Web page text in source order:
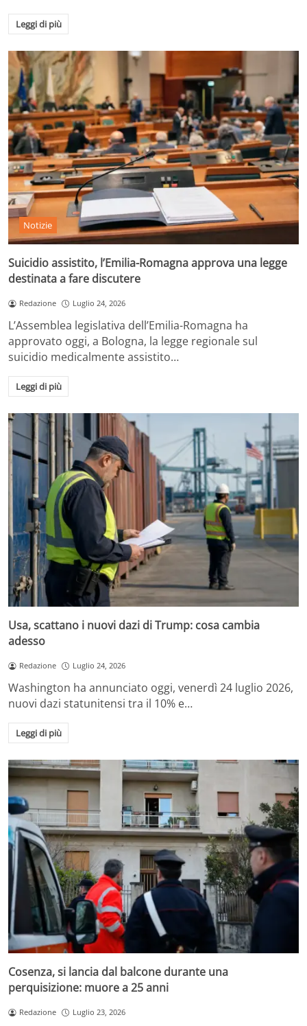
Leggi di più
Notizie
Suicidio assistito, l’Emilia-Romagna approva una legge
destinata a fare discutere
Redazione Luglio 24, 2026
L’Assemblea legislativa dell’Emilia-Romagna ha
approvato oggi, a Bologna, la legge regionale sul
suicidio medicalmente assistito…
Leggi di più
Usa, scattano i nuovi dazi di Trump: cosa cambia
adesso
Redazione Luglio 24, 2026
Washington ha annunciato oggi, venerdì 24 luglio 2026,
nuovi dazi statunitensi tra il 10% e…
Leggi di più
Cosenza, si lancia dal balcone durante una
perquisizione: muore a 25 anni
Redazione Luglio 23, 2026